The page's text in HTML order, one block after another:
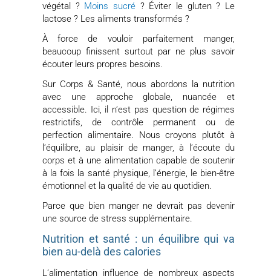
végétal ? Moins sucré ? Éviter le gluten ? Le
lactose ? Les aliments transformés ?
À force de vouloir parfaitement manger,
beaucoup finissent surtout par ne plus savoir
écouter leurs propres besoins.
Sur Corps & Santé, nous abordons la nutrition
avec une approche globale, nuancée et
accessible. Ici, il n’est pas question de régimes
restrictifs, de contrôle permanent ou de
perfection alimentaire. Nous croyons plutôt à
l’équilibre, au plaisir de manger, à l’écoute du
corps et à une alimentation capable de soutenir
à la fois la santé physique, l’énergie, le bien-être
émotionnel et la qualité de vie au quotidien.
Parce que bien manger ne devrait pas devenir
une source de stress supplémentaire.
Nutrition et santé : un équilibre qui va
bien au-delà des calories
L’alimentation influence de nombreux aspects